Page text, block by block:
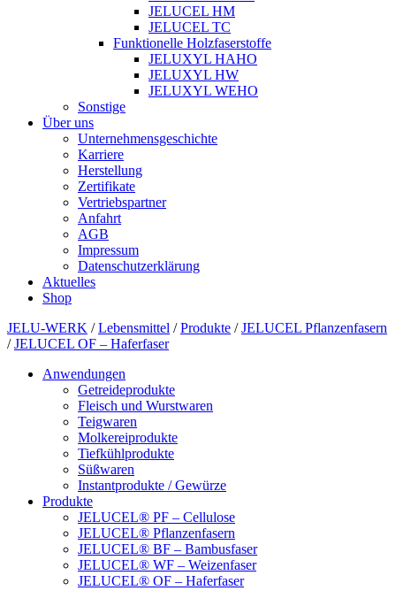
JELUCEL HM
JELUCEL TC
Funktionelle Holzfaserstoffe
JELUXYL HAHO
JELUXYL HW
JELUXYL WEHO
Sonstige
Über uns
Unternehmensgeschichte
Karriere
Herstellung
Zertifikate
Vertriebspartner
Anfahrt
AGB
Impressum
Datenschutzerklärung
Aktuelles
Shop
JELU-WERK /Lebensmittel /Produkte /JELUCEL Pflanzenfasern
/JELUCEL OF – Haferfaser
Anwendungen
Getreideprodukte
Fleisch und Wurstwaren
Teigwaren
Molkereiprodukte
Tiefkühlprodukte
Süßwaren
Instantprodukte / Gewürze
Produkte
JELUCEL® PF – Cellulose
JELUCEL® Pflanzenfasern
JELUCEL® BF – Bambusfaser
JELUCEL® WF – Weizenfaser
JELUCEL® OF – Haferfaser